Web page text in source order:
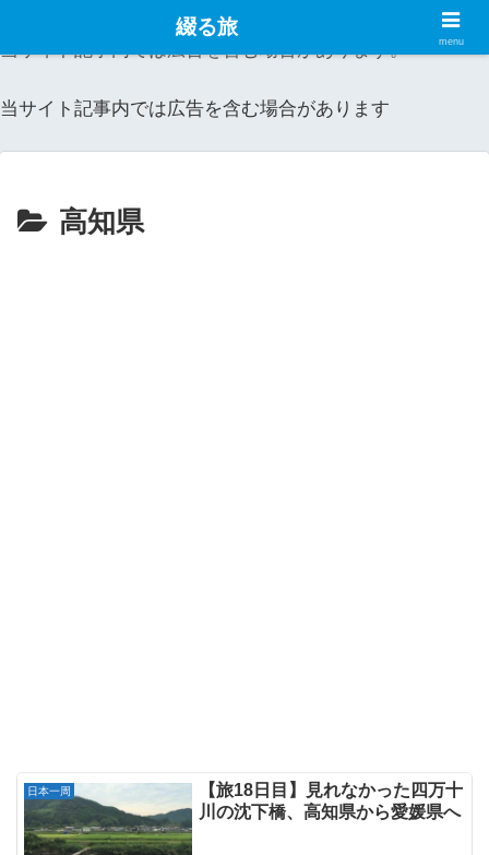
当サイト記事内では広告を含む場合があります。
当サイト記事内では広告を含む場合があります
高知県
日本一周
【旅18日目】見れなかった四万十
川の沈下橋、高知県から愛媛県へ
綴る旅
menu